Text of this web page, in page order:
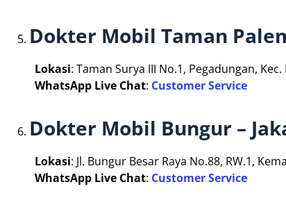
Dokter Mobil Taman
Lokasi: Taman Surya III No.1, Pegadungan,
WhatsApp Live Chat: Customer Service
Dokter Mobil Bungur –
Lokasi: Jl. Bungur Besar Raya No.88, RW.1,
WhatsApp Live Chat: Customer Service